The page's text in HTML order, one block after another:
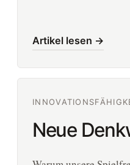
Artikel lesen →
Neue